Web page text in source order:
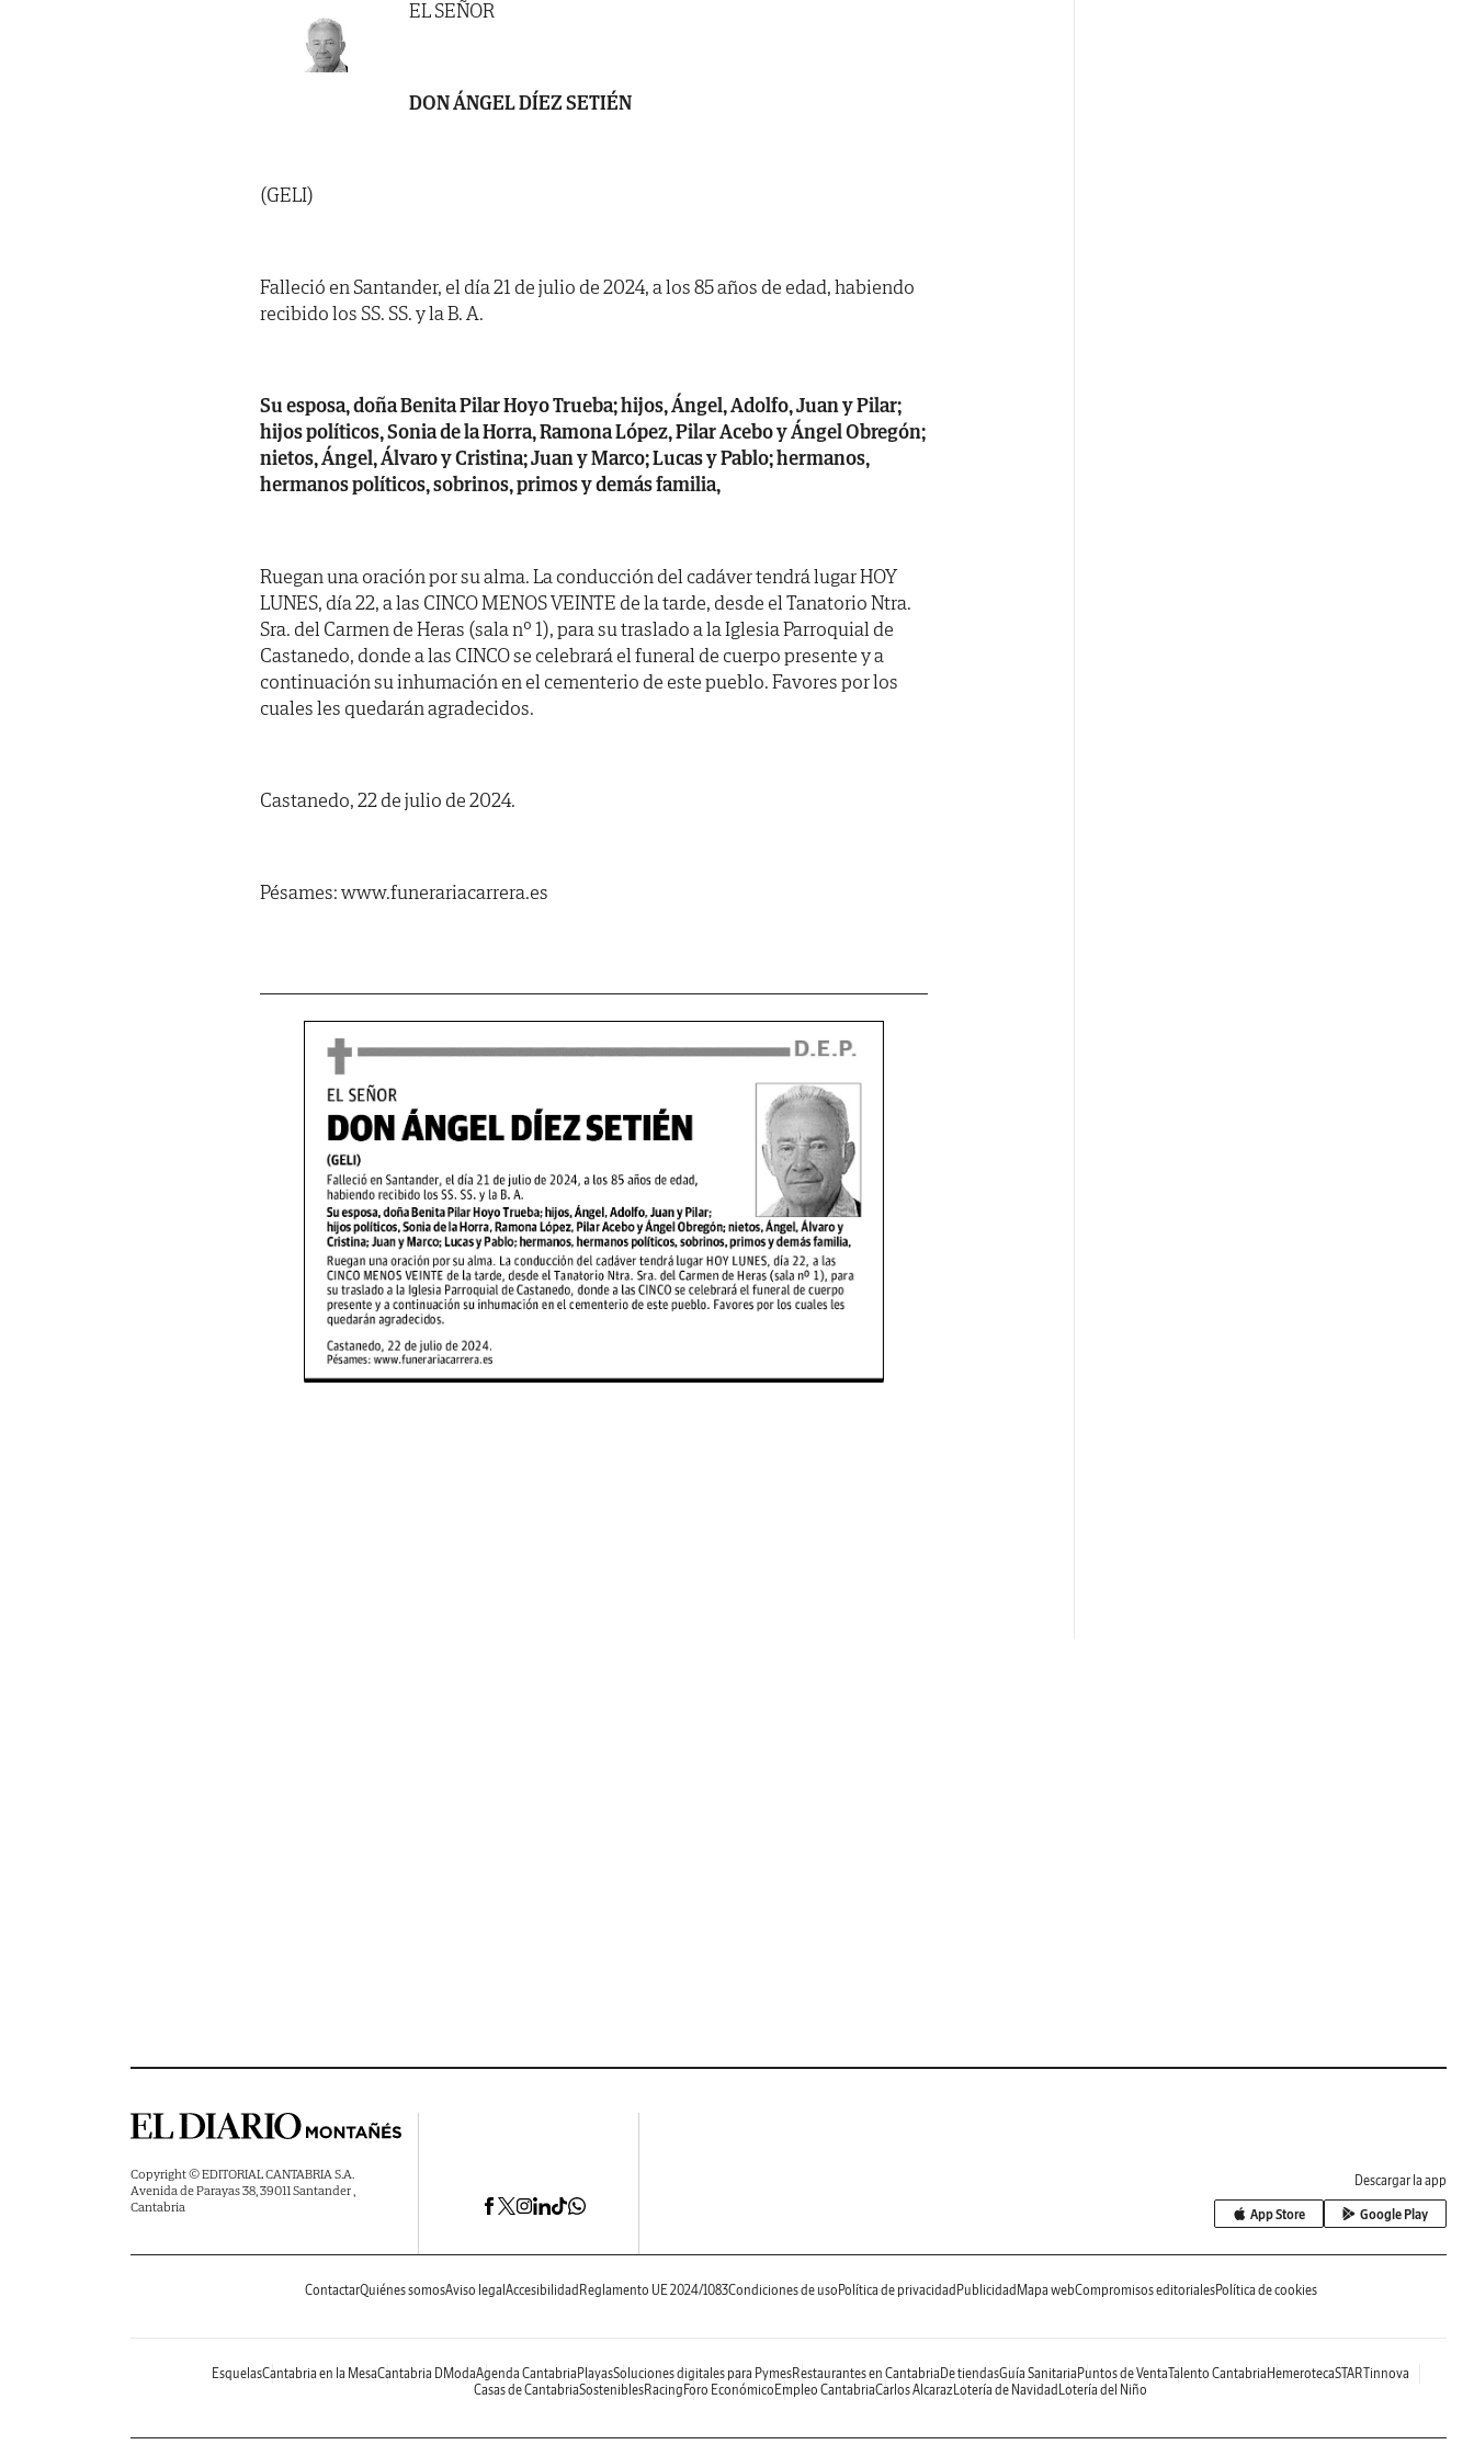
EL SEÑOR
DON ÁNGEL DÍEZ SETIÉN
(GELI)
Falleció en Santander, el día 21 de julio de 2024, a los 85 años de edad, habiendo
recibido los SS. SS. y la B. A.
Su esposa, doña Benita Pilar Hoyo Trueba; hijos, Ángel, Adolfo, Juan y Pilar;
hijos políticos, Sonia de la Horra, Ramona López, Pilar Acebo y Ángel Obregón;
nietos, Ángel, Álvaro y Cristina; Juan y Marco; Lucas y Pablo; hermanos,
hermanos políticos, sobrinos, primos y demás familia,
Ruegan una oración por su alma. La conducción del cadáver tendrá lugar HOY
LUNES, día 22, a las CINCO MENOS VEINTE de la tarde, desde el Tanatorio Ntra.
Sra. del Carmen de Heras (sala nº 1), para su traslado a la Iglesia Parroquial de
Castanedo, donde a las CINCO se celebrará el funeral de cuerpo presente y a
continuación su inhumación en el cementerio de este pueblo. Favores por los
cuales les quedarán agradecidos.
Castanedo, 22 de julio de 2024.
Pésames: www.funerariacarrera.es
Copyright © EDITORIAL CANTABRIA S.A.
Avenida de Parayas 38, 39011 Santander ,
Cantabria
Descargar la app
App Store Google Play
ContactarQuiénes somosAviso legal Accesibilidad Reglamento UE 2024/1083Condiciones de uso Política de privacidad Publicidad Mapa webCompromisos editorialesPolítica de cookies
EsquelasCantabria en la MesaCantabria DModaAgenda Cantabria PlayasSoluciones digitales para PymesRestaurantes en Cantabria De tiendasGuía Sanitaria Puntos de VentaTalento Cantabria HemerotecaSTARTinnova
Casas de CantabriaSosteniblesRacing Foro Económico Empleo CantabriaCarlos AlcarazLotería de Navidad Lotería del Niño